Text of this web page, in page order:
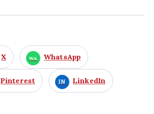
X WhatsApp
Pinterest LinkedIn